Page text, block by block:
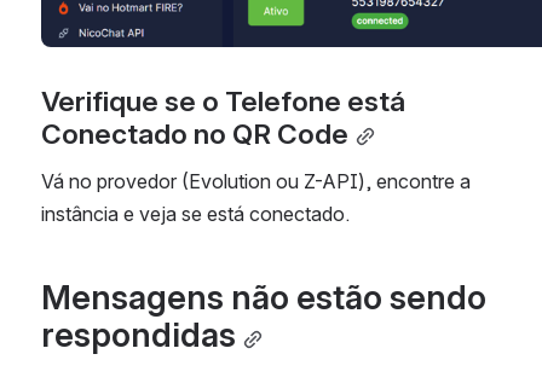
Verifique se o Telefone está
Conectado no QR Code
Vá no provedor (Evolution ou Z-API), encontre a
instância e veja se está conectado.
Mensagens não estão sendo
respondidas